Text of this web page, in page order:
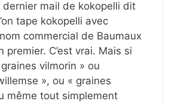
dernier mail de kokopelli dit
tape kokopelli avec
commercial de Baumaux
premier. C’est vrai. Mais si
graines vilmorin » ou
», ou « graines
même tout simplement